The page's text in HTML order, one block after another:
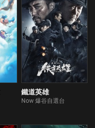
鐵道英雄
Now 爆谷自選台